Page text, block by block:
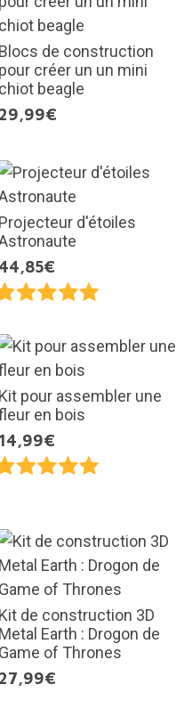
Blocs de construction
pour créer un un mini
chiot beagle
29,99€
Projecteur d'étoiles
44,85€
Kit pour assembler une
en bois
14,99€
Kit de construction 3D
Metal Earth : Drogon de
Game of Thrones
27,99€